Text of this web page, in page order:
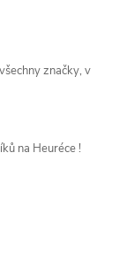
značky, v
na Heuréce !